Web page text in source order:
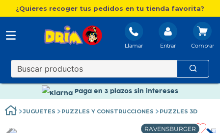
¿Quieres recoger tus pedidos en tu tienda favorita?
Llamar Entrar
Nuevo catálogo Aire Libre
Envío gratis. A partir de 60€(excepto Baleares)
Paga en 3 plazos sin intereses
Paga en 3 plazos sin intereses
JUGUETES PUZZLES Y CONSTRUCCIONES PUZZLES 3D
RAVENSBURGER